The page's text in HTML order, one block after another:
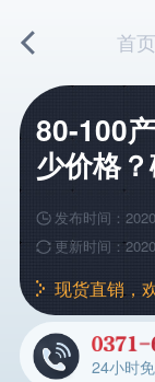
首页
80-100
少价格
发布时间：
更新时间：
现货直销，
24小时